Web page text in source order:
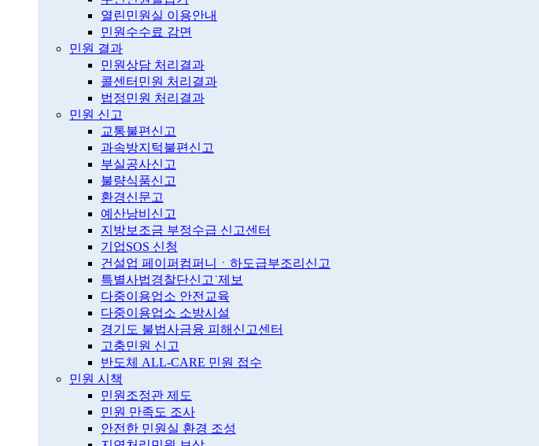
열린민원실 이용안내
민원수수료 감면
민원 결과
민원상담 처리결과
콜센터민원 처리결과
법정민원 처리결과
민원 신고
교통불편신고
과속방지턱불편신고
부실공사신고
불량식품신고
환경신문고
예산낭비신고
지방보조금 부정수급 신고센터
기업SOS 신청
건설업 페이퍼컴퍼니ㆍ하도급부조리신고
특별사법경찰단신고˙제보
다중이용업소 안전교육
다중이용업소 소방시설
경기도 불법사금융 피해신고센터
고충민원 신고
반도체 ALL-CARE 민원 접수
민원 시책
민원조정관 제도
민원 만족도 조사
안전한 민원실 환경 조성